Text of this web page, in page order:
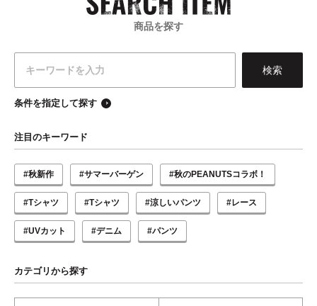
商品を探す
条件を指定して探す
注目のキーワード
#秋新作 #サマーバーゲン #秋のPEANUTSコラボ！
#Tシャツ #Tシャツ #涼しいパンツ #レース
#UVカット #デニム #パンツ
カテゴリから探す